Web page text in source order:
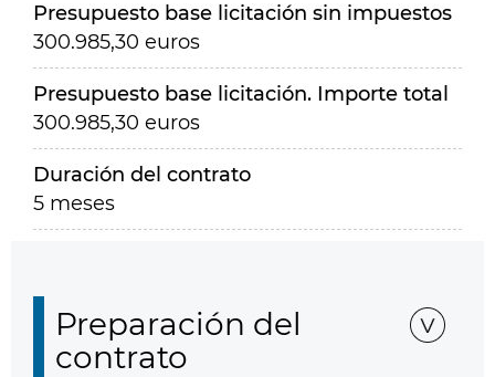
Presupuesto base licitación sin impuestos
300.985,30 euros
Presupuesto base licitación. Importe total
300.985,30 euros
Duración del contrato
5 meses
Preparación del
contrato